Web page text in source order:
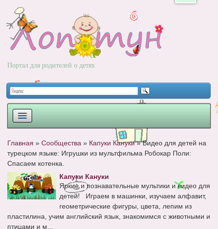
Портал для родителей о детях
РОДЫ
НОВОРОЖДЕННЫЙ
РАЗВИТИЕ
Главная » Сообщества » Капуки Кануки»Видео для детей на
турецком языке: Игрушки из мультфильма Робокар Поли:
Спасаем котенка.
Капуки Кануки
Яркие и познавательные мультики и видео для
детей! Играем в машинки, изучаем алфавит,
геометрические фигуры, цвета, лепим из
пластилина, учим английский язык, знакомимся с животными и
птицами и м...